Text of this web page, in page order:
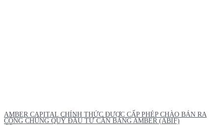
AMBER CAPITAL CHÍNH THỨC ĐƯỢC CẤP PHÉP CHÀO BÁN RA
CÔNG CHÚNG QUỸ ĐẦU TƯ CÂN BẰNG AMBER (ABIF)